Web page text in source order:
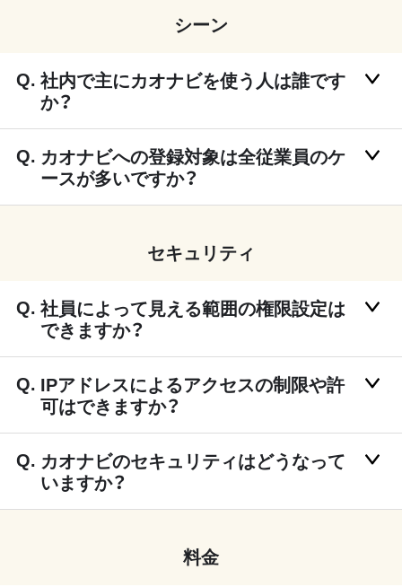
シーン
社内で主にカオナビを使う人は誰です
か？
カオナビへの登録対象は全従業員のケ
ースが多いですか？
セキュリティ
社員によって見える範囲の権限設定は
できますか？
IPアドレスによるアクセスの制限や許
可はできますか？
カオナビのセキュリティはどうなって
いますか？
料金